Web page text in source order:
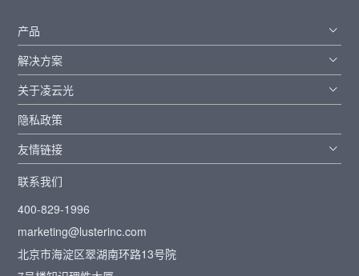
产品
解决方案
关于凌云光
隐私政策
友情链接
联系我们
400-829-1996
marketing@lusterinc.com
北京市海淀区翠湖南环路13号院